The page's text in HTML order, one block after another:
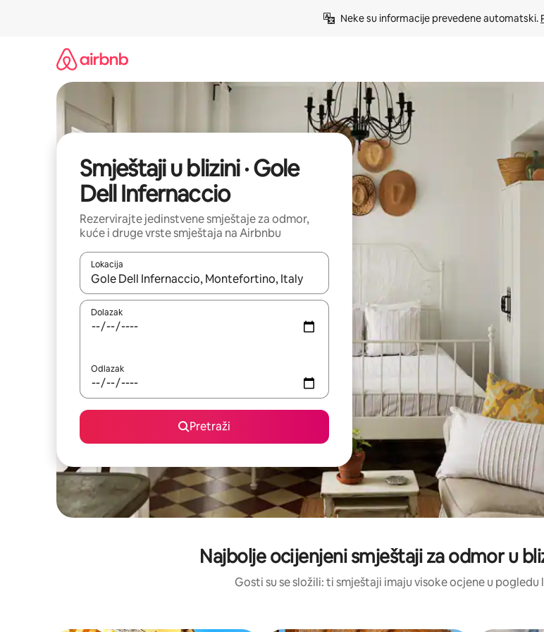
Neke su informacije prevedene automatski.
Smještaji u blizini · Gole
Dell Infernaccio
Rezervirajte jedinstvene smještaje za odmor,
kuće i druge vrste smještaja na Airbnbu
Lokacija
Kada budu dostupni rezultati, moći ćete ih pregledati koristeći se strelicama prema gore i prema
Dolazak
Odlazak
Pretraži
Najbolje ocijenjeni smještaji za odmor u
Gosti su se složili: ti smještaji imaju visoke ocjene u